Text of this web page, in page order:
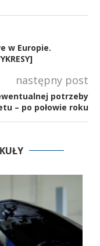
w Europie.
następny post
potrzeby
– po połowie roku